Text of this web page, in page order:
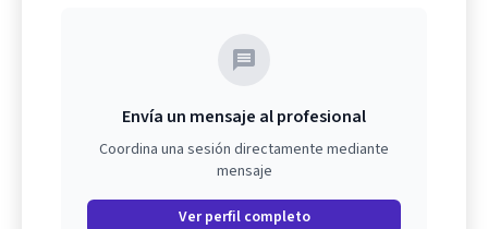
Envía un mensaje al profesional
Coordina una sesión directamente mediante
mensaje
Ver perfil completo